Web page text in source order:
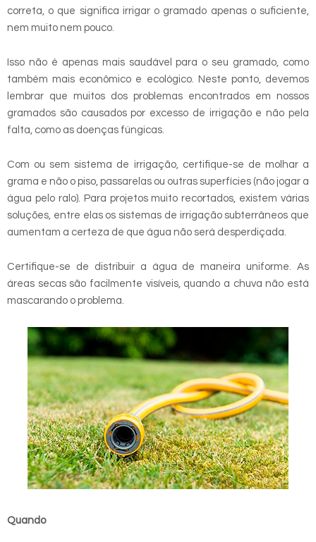
correta, o que significa irrigar o gramado apenas o suficiente,
nem muito nem pouco.
Isso não é apenas mais saudável para o seu gramado, como
também mais econômico e ecológico. Neste ponto, devemos
lembrar que muitos dos problemas encontrados em nossos
gramados são causados por excesso de irrigação e não pela
falta, como as doenças fúngicas.
Com ou sem sistema de irrigação, certifique-se de molhar a
grama e não o piso, passarelas ou outras superfícies (não jogar a
água pelo ralo). Para projetos muito recortados, existem várias
soluções, entre elas os sistemas de irrigação subterrâneos que
aumentam a certeza de que água não será desperdiçada.
Certifique-se de distribuir a água de maneira uniforme. As
áreas secas são facilmente visíveis, quando a chuva não está
mascarando o problema.
Quando